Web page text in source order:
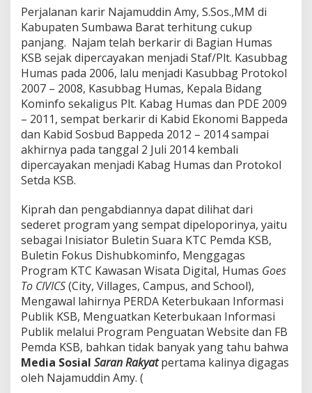
K
S
B
Perjalanan karir Najamuddin Amy, S.Sos.,MM di
Kabupaten Sumbawa Barat terhitung cukup
panjang. Najam telah berkarir di Bagian Humas
KSB sejak dipercayakan menjadi Staf/Plt. Kasubbag
Humas pada 2006, lalu menjadi Kasubbag Protokol
2007 – 2008, Kasubbag Humas, Kepala Bidang
Kominfo sekaligus Plt. Kabag Humas dan PDE 2009
– 2011, sempat berkarir di Kabid Ekonomi Bappeda
dan Kabid Sosbud Bappeda 2012 – 2014 sampai
akhirnya pada tanggal 2 Juli 2014 kembali
dipercayakan menjadi Kabag Humas dan Protokol
Setda KSB.
Kiprah dan pengabdiannya dapat dilihat dari
sederet program yang sempat dipeloporinya, yaitu
sebagai Inisiator Buletin Suara KTC Pemda KSB,
Buletin Fokus Dishubkominfo, Menggagas
Program KTC Kawasan Wisata Digital, Humas Goes
To CIVICS(City, Villages, Campus, and School),
Mengawal lahirnya PERDA Keterbukaan Informasi
Publik KSB, Menguatkan Keterbukaan Informasi
Publik melalui Program Penguatan Website dan FB
Pemda KSB, bahkan tidak banyak yang tahu bahwa
Media Sosial Saran Rakyatpertama kalinya digagas
oleh Najamuddin Amy. (